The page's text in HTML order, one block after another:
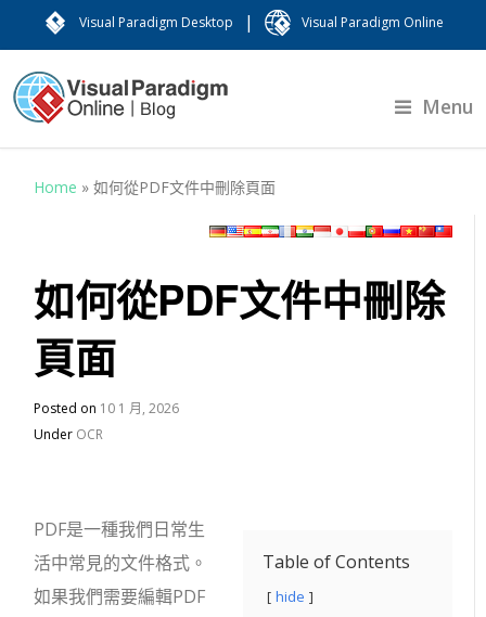
Visual Paradigm Desktop | Visual Paradigm Online
Menu
Home »如何從PDF文件中刪除頁面
如何從PDF文件中刪除
頁面
Posted on 10 1 月, 2026
Under OCR
Table of Contents
hide
PDF是一種我們日常生
活中常見的文件格式。
如果我們需要編輯PDF